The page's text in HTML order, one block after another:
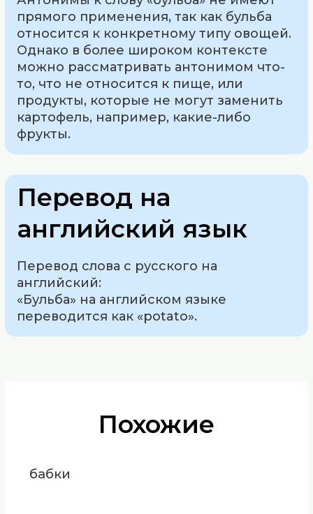
прямого применения, так как бульба
относится к конкретному типу овощей.
Однако в более широком контексте
можно рассматривать антонимом что-
то, что не относится к пище, или
продукты, которые не могут заменить
картофель, например, какие-либо
фрукты.
Перевод на
английский язык
Перевод слова с русского на
английский:
«Бульба» на английском языке
переводится как «potato».
Похожие
бабки